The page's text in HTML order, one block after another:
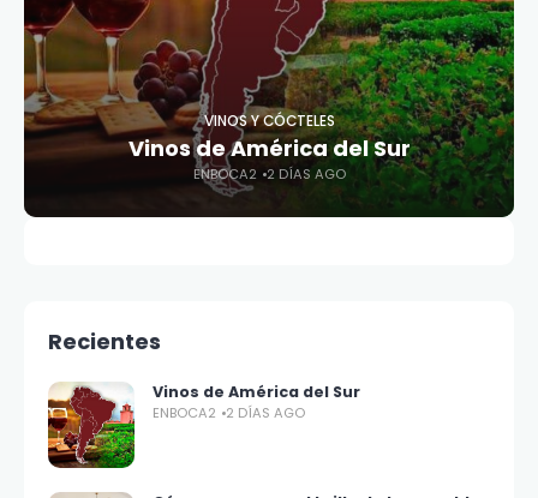
VINOS Y CÓCTELES
Vinos de América del Sur
ENBOCA2 2 DÍAS AGO
Recientes
Vinos de América del Sur
ENBOCA2 2 DÍAS AGO